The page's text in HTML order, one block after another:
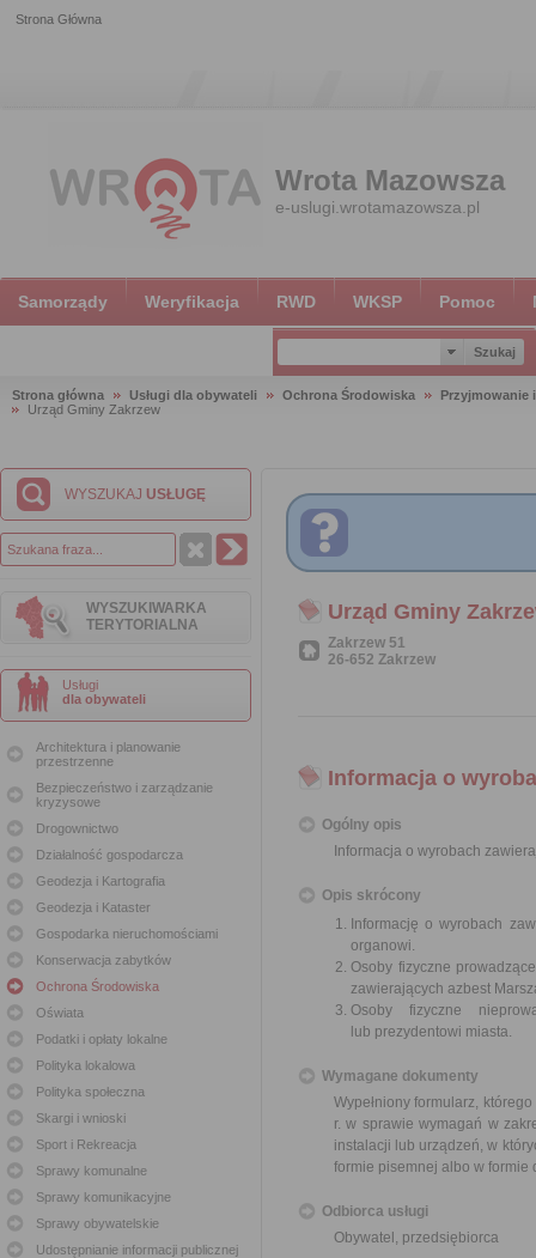
Strona Główna
Wrota Mazowsza
e-uslugi.wrotamazowsza.pl
Samorządy Weryfikacja RWD WKSP Pomoc
Strona główna Usługi dla obywateli Ochrona Środowiska
Przyjmowanie
Urząd Gminy Zakrzew
WYSZUKAJ USŁUGĘ
WYSZUKIWARKA
TERYTORIALNA
Usługi
dla obywateli
Architektura i planowanie
przestrzenne
Bezpieczeństwo i zarządzanie
kryzysowe
Drogownictwo
Działalność gospodarcza
Geodezja i Kartografia
Geodezja i Kataster
Gospodarka nieruchomościami
Konserwacja zabytków
Ochrona Środowiska
Oświata
Podatki i opłaty lokalne
Polityka lokalowa
Polityka społeczna
Skargi i wnioski
Sport i Rekreacja
Sprawy komunalne
Sprawy komunikacyjne
Sprawy obywatelskie
Udostępnianie informacji publicznej
Urząd Gminy
Zakrzew 51
26-652 Zakrzew
Informacja o
Ogólny opis
Informacja o wyrobach
Opis skrócony
Informację o wyrobach
organowi.
Osoby fizyczne
zawierających azbest
Osoby fizyczne
lub prezydentowi miasta.
Wymagane dokumenty
Wypełniony formularz,
r. w sprawie wymagań w
instalacji lub urządzeń, w
formie pisemnej albo w formie
Odbiorca usługi
Obywatel, przedsiębiorca